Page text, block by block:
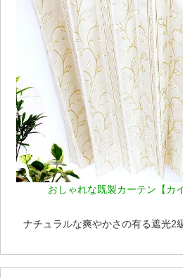
おしゃれな既製カーテン【カ
ナチュラルな爽やかさの有る遮光2